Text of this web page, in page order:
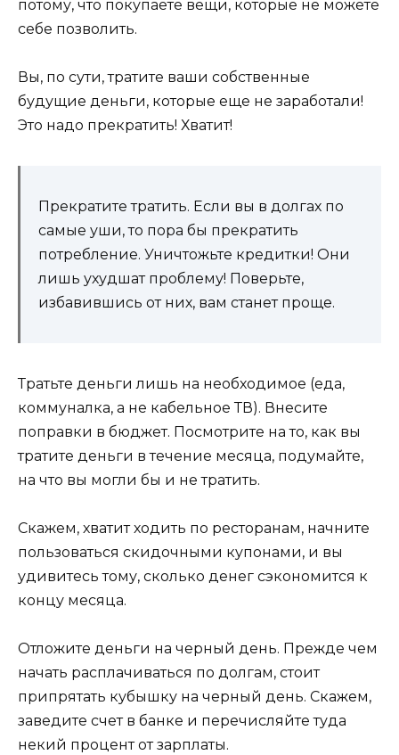
потому, что покупаете вещи, которые не можете
себе позволить.
Вы, по сути, тратите ваши собственные
будущие деньги, которые еще не заработали!
Это надо прекратить! Хватит!
Прекратите тратить. Если вы в долгах по
самые уши, то пора бы прекратить
потребление. Уничтожьте кредитки! Они
лишь ухудшат проблему! Поверьте,
избавившись от них, вам станет проще.
Тратьте деньги лишь на необходимое (еда,
коммуналка, а не кабельное ТВ). Внесите
поправки в бюджет. Посмотрите на то, как вы
тратите деньги в течение месяца, подумайте,
на что вы могли бы и не тратить.
Скажем, хватит ходить по ресторанам, начните
пользоваться скидочными купонами, и вы
удивитесь тому, сколько денег сэкономится к
концу месяца.
Отложите деньги на черный день. Прежде чем
начать расплачиваться по долгам, стоит
припрятать кубышку на черный день. Скажем,
заведите счет в банке и перечисляйте туда
некий процент от зарплаты.